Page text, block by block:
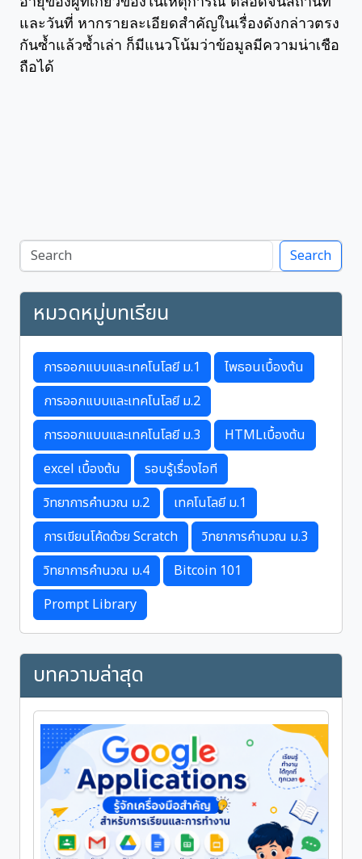
และวันที่ หากรายละเอียดสำคัญในเรื่องดังกล่าวตรง
กันซ้ำแล้วซ้ำเล่า ก็มีแนวโน้มว่าข้อมูลมีความน่าเชือ
ถือได้
Search
หมวดหมู่บทเรียน
การออกแบบและเทคโนโลยี ม.1
ไพธอนเบื้องต้น
การออกแบบและเทคโนโลยี ม.2
การออกแบบและเทคโนโลยี ม.3
HTMLเบื้องต้น
excel เบื้องต้น
รอบรู้เรื่องไอที
วิทยาการคำนวณ ม.2
เทคโนโลยี ม.1
การเขียนโค้ดด้วย Scratch
วิทยาการคำนวณ ม.3
วิทยาการคำนวณ ม.4
Bitcoin 101
Prompt Library
บทความล่าสุด